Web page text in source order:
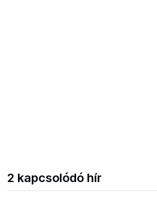
2 kapcsolódó hír